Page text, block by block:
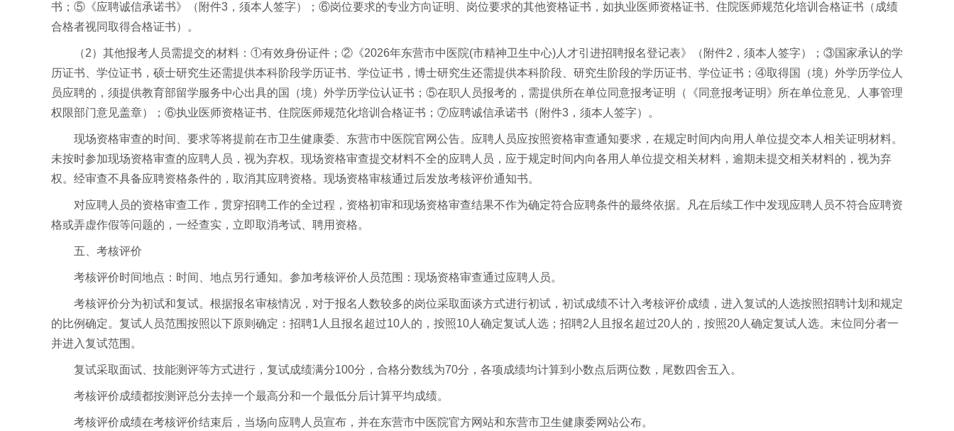
书；⑤《应聘诚信承诺书》（附件3，须本人签字）；⑥岗位要求的专业方向证明、岗位要求的其他资格证书，如执业医师资格证书、住院医师规范化培训合格证书（成绩
合格者视同取得合格证书）。
（2）其他报考人员需提交的材料：①有效身份证件；②《2026年东营市中医院(市精神卫生中心)人才引进招聘报名登记表》（附件2，须本人签字）；③国家承认的学
历证书、学位证书，硕士研究生还需提供本科阶段学历证书、学位证书，博士研究生还需提供本科阶段、研究生阶段的学历证书、学位证书；④取得国（境）外学历学位人
员应聘的，须提供教育部留学服务中心出具的国（境）外学历学位认证书；⑤在职人员报考的，需提供所在单位同意报考证明（《同意报考证明》所在单位意见、人事管理
权限部门意见盖章）；⑥执业医师资格证书、住院医师规范化培训合格证书；⑦应聘诚信承诺书（附件3，须本人签字）。
现场资格审查的时间、要求等将提前在市卫生健康委、东营市中医院官网公告。应聘人员应按照资格审查通知要求，在规定时间内向用人单位提交本人相关证明材料。
未按时参加现场资格审查的应聘人员，视为弃权。现场资格审查提交材料不全的应聘人员，应于规定时间内向各用人单位提交相关材料，逾期未提交相关材料的，视为弃
权。经审查不具备应聘资格条件的，取消其应聘资格。现场资格审核通过后发放考核评价通知书。
对应聘人员的资格审查工作，贯穿招聘工作的全过程，资格初审和现场资格审查结果不作为确定符合应聘条件的最终依据。凡在后续工作中发现应聘人员不符合应聘资
格或弄虚作假等问题的，一经查实，立即取消考试、聘用资格。
五、考核评价
考核评价时间地点：时间、地点另行通知。参加考核评价人员范围：现场资格审查通过应聘人员。
考核评价分为初试和复试。根据报名审核情况，对于报名人数较多的岗位采取面谈方式进行初试，初试成绩不计入考核评价成绩，进入复试的人选按照招聘计划和规定
的比例确定。复试人员范围按照以下原则确定：招聘1人且报名超过10人的，按照10人确定复试人选；招聘2人且报名超过20人的，按照20人确定复试人选。末位同分者一
并进入复试范围。
复试采取面试、技能测评等方式进行，复试成绩满分100分，合格分数线为70分，各项成绩均计算到小数点后两位数，尾数四舍五入。
考核评价成绩都按测评总分去掉一个最高分和一个最低分后计算平均成绩。
考核评价成绩在考核评价结束后，当场向应聘人员宣布，并在东营市中医院官方网站和东营市卫生健康委网站公布。